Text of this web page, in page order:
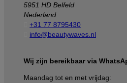
5951 HD Belfeld
Nederland
+31 77 8795430
info@beautywaves.nl
Wij zijn bereikbaar via
Maandag tot en met vrijdag: